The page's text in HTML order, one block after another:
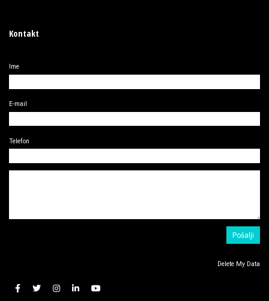
Kontakt
Ime
E-mail
Telefon
Delete My Data